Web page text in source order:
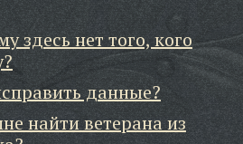
здесь нет того, кого
данные?
найти ветерана из